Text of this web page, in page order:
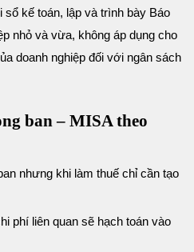
kế toán, lập và trình bày Báo
nhỏ và vừa, không áp dụng cho
doanh nghiệp đối với ngân sách
ban – MISA theo
nhưng khi làm thuế chỉ cần tạo
phí liên quan sẽ hạch toán vào